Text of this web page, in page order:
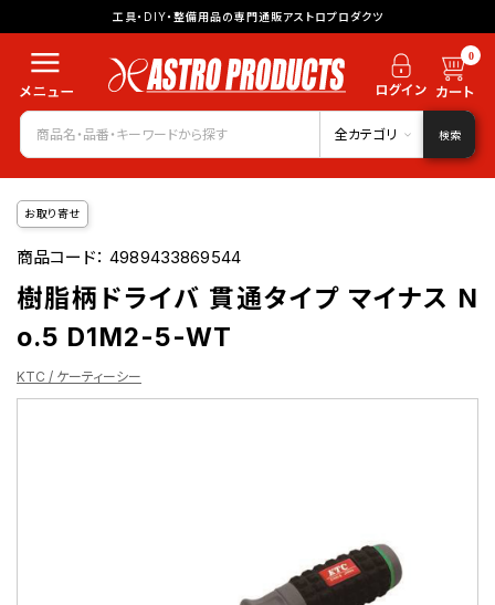
工具・DIY・整備用品の専門通販アストロプロダクツ
0
全カテゴリ 検索
お取り寄せ
商品コード：4989433869544
樹脂柄ドライバ 貫通タイプ マイナス N
o.5 D1M2-5-WT
KTC / ケーティーシー